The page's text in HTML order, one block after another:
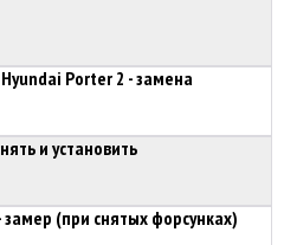
Porter 2 - замена
и установить
(при снятых форсунках)